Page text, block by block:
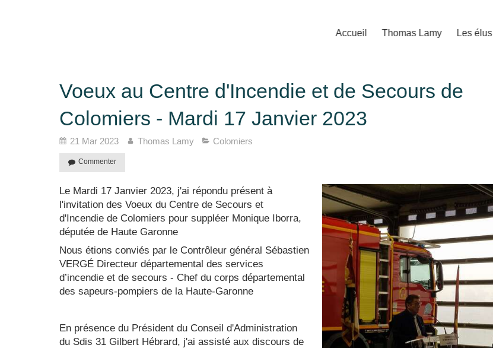
Accueil Thomas Lamy Les élus
Voeux au Centre d'Incendie et de Secours de
Colomiers - Mardi 17 Janvier 2023
21 Mar 2023 Thomas Lamy Colomiers
Commenter
Le Mardi 17 Janvier 2023, j'ai répondu présent à
l'invitation des Voeux du Centre de Secours et
d'Incendie de Colomiers pour suppléer Monique Iborra,
députée de Haute Garonne
Nous étions conviés par le Contrôleur général Sébastien
VERGÉ Directeur départemental des services
d’incendie et de secours - Chef du corps départemental
des sapeurs-pompiers de la Haute-Garonne
En présence du Président du Conseil d'Administration
du Sdis 31 Gilbert Hébrard, j'ai assisté aux discours de